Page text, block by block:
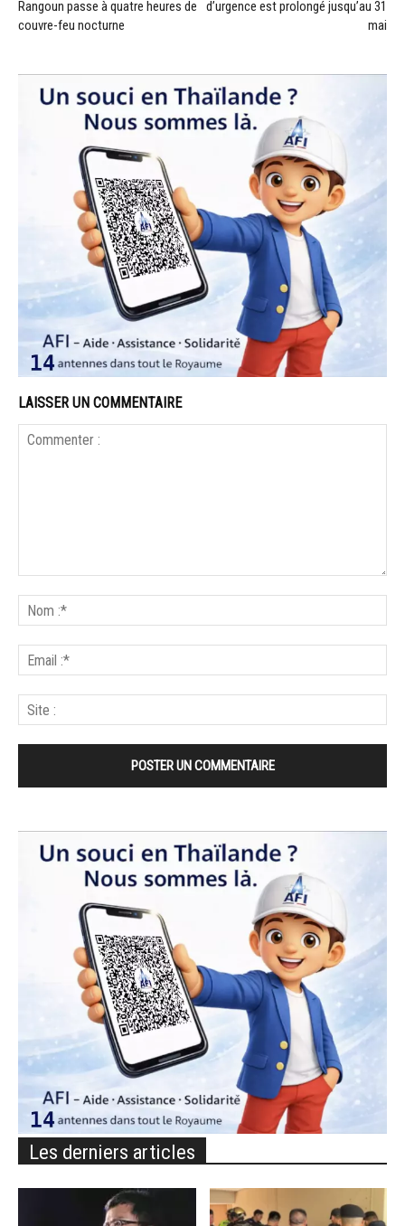
Rangoun passe à quatre heures de
couvre-feu nocturne
d’urgence est prolongé jusqu’au 31
mai
LAISSER UN COMMENTAIRE
Les derniers articles